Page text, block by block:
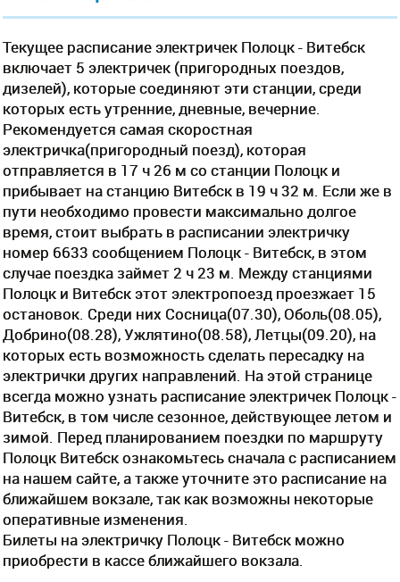
Текущее расписание электричек Полоцк - Витебск
включает 5 электричек (пригородных поездов,
дизелей), которые соединяют эти станции, среди
которых есть утренние, дневные, вечерние.
Рекомендуется самая скоростная
электричка(пригородный поезд), которая
отправляется в 17 ч 26 м со станции Полоцк и
прибывает на станцию Витебск в 19 ч 32 м. Если же в
пути необходимо провести максимально долгое
время, стоит выбрать в расписании электричку
номер 6633 сообщением Полоцк - Витебск, в этом
случае поездка займет 2 ч 23 м. Между станциями
Полоцк и Витебск этот электропоезд проезжает 15
остановок. Среди них Сосница(07.30), Оболь(08.05),
Добрино(08.28), Ужлятино(08.58), Летцы(09.20), на
которых есть возможность сделать пересадку на
электрички других направлений. На этой странице
всегда можно узнать расписание электричек Полоцк -
Витебск, в том числе сезонное, действующее летом и
зимой. Перед планированием поездки по маршруту
Полоцк Витебск ознакомьтесь сначала с расписанием
на нашем сайте, а также уточните это расписание на
ближайшем вокзале, так как возможны некоторые
оперативные изменения.
Билеты на электричку Полоцк - Витебск можно
приобрести в кассе ближайшего вокзала.